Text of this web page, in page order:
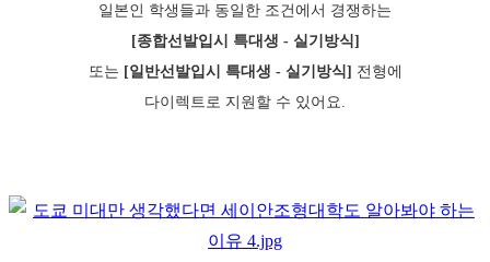
일본인 학생들과 동일한 조건에서 경쟁하는
[종합선발입시 특대생 - 실기방식]
또는 [일반선발입시 특대생 - 실기방식] 전형에
다이렉트로 지원할 수 있어요.